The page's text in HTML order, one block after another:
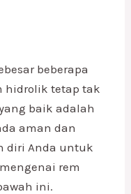
beberapa
hidrolik tetap tak
baik adalah
aman dan
diri Anda untuk
rem
ini.